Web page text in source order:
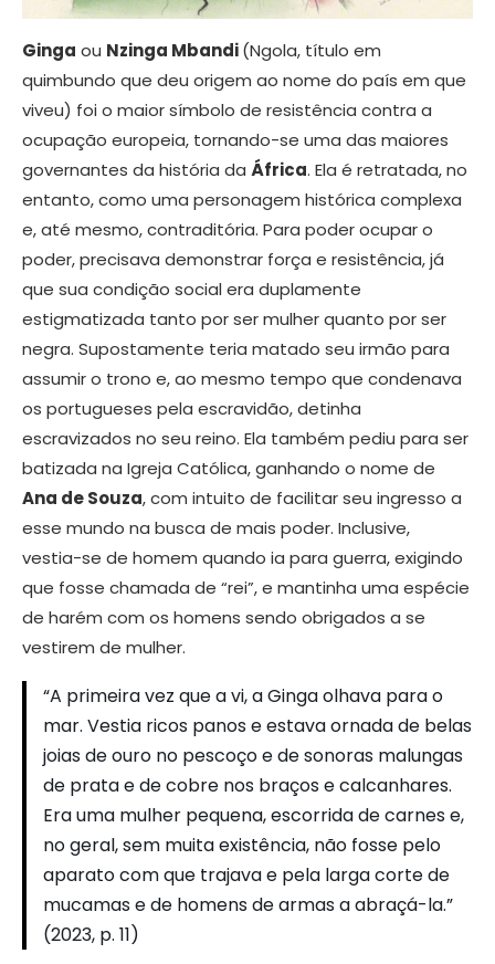
Ginga ou Nzinga Mbandi(Ngola, título em
quimbundo que deu origem ao nome do país em que
viveu) foi o maior símbolo de resistência contra a
ocupação europeia, tornando-se uma das maiores
governantes da história da África. Ela é retratada, no
entanto, como uma personagem histórica complexa
e, até mesmo, contraditória. Para poder ocupar o
poder, precisava demonstrar força e resistência, já
que sua condição social era duplamente
estigmatizada tanto por ser mulher quanto por ser
negra. Supostamente teria matado seu irmão para
assumir o trono e, ao mesmo tempo que condenava
os portugueses pela escravidão, detinha
escravizados no seu reino. Ela também pediu para ser
batizada na Igreja Católica, ganhando o nome de
Ana de Souza, com intuito de facilitar seu ingresso a
esse mundo na busca de mais poder. Inclusive,
vestia-se de homem quando ia para guerra, exigindo
que fosse chamada de “rei”, e mantinha uma espécie
de harém com os homens sendo obrigados a se
vestirem de mulher.
“A primeira vez que a vi, a Ginga olhava para o
mar. Vestia ricos panos e estava ornada de belas
joias de ouro no pescoço e de sonoras malungas
de prata e de cobre nos braços e calcanhares.
Era uma mulher pequena, escorrida de carnes e,
no geral, sem muita existência, não fosse pelo
aparato com que trajava e pela larga corte de
mucamas e de homens de armas a abraçá-la.”
(2023, p. 11)